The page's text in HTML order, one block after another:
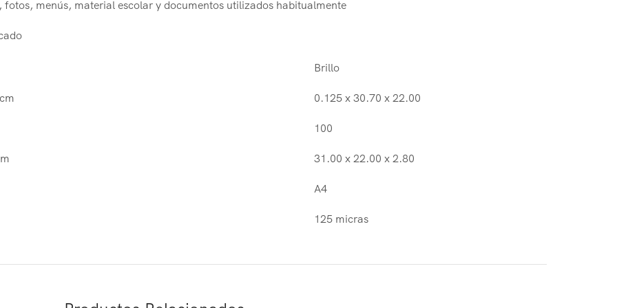
menús, material escolar y documentos utilizados habitualmente
Brillo
0.125 x 30.70 x 22.00
100
31.00 x 22.00 x 2.80
A4
125 micras